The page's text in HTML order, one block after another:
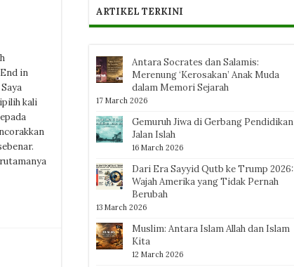
in
kali
ARTIKEL TERKINI
Antara Socrates dan Salamis:
Merenung ‘Kerosakan’ Anak Muda
dalam Memori Sejarah
17 March 2026
Gemuruh Jiwa di Gerbang Pendidikan
Jalan Islah
16 March 2026
Dari Era Sayyid Qutb ke Trump 2026:
Wajah Amerika yang Tidak Pernah
Berubah
13 March 2026
Muslim: Antara Islam Allah dan Islam
Kita
12 March 2026